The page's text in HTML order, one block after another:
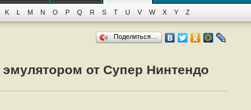
K L M N O P Q R S T U V W X Y Z
Поделиться…
от Супер Нинтендо